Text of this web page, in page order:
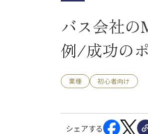
バス会社
例/成功の
業種 初心者向け
シェアする